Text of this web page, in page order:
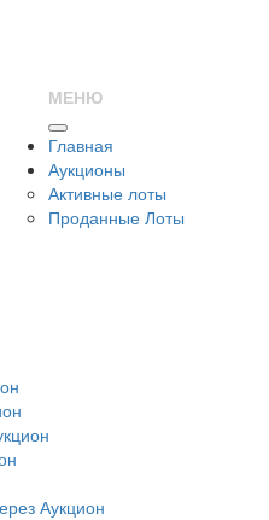
МЕНЮ
Главная
Аукционы
Активные лоты
Проданные Лоты
Аукцион